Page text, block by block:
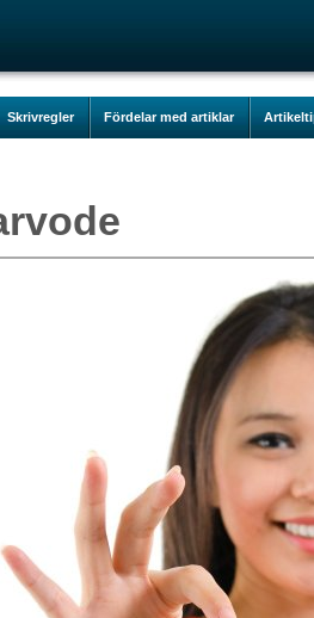
Skrivregler Fördelar med artiklar